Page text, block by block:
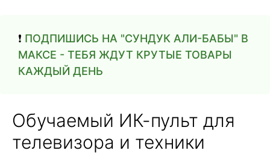
❗ ПОДПИШИСЬ НА "СУНДУК АЛИ-БАБЫ" В
МАКСЕ - ТЕБЯ ЖДУТ КРУТЫЕ ТОВАРЫ
КАЖДЫЙ ДЕНЬ
Обучаемый ИК-пульт для
телевизора и техники